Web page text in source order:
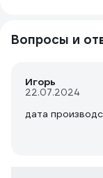
Вопросы и
Игорь
22.07.2024
дата